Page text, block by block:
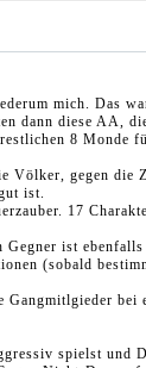
mich. Das
dann diese AA,
8
Völker, gegen
ist.
17
ist
(sobald
spielst